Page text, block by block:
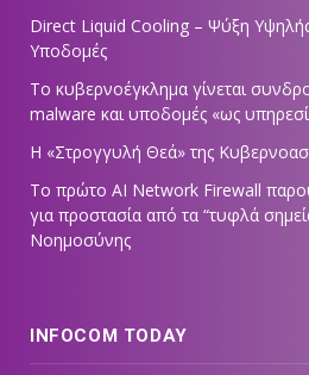
Direct Liquid Cooling – Ψύξη
Υποδομές
Το κυβερνοέγκλημα γίνεται
malware και υποδομές «ως
Η «Στρογγυλή Θεά» της
Tο πρώτο AI Network Firewall
για προστασία από τα “τυφλά
Νοημοσύνης
INFOCOM TODAY